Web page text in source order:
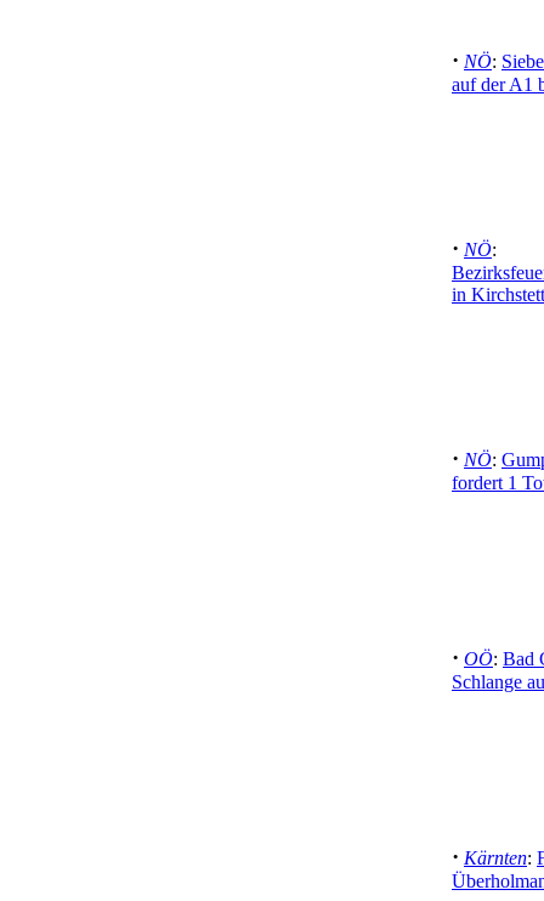
· NÖ:
auf der A1
· NÖ:
in
· NÖ:
fordert 1
· OÖ: Bad
Schlange
· Kärnten: